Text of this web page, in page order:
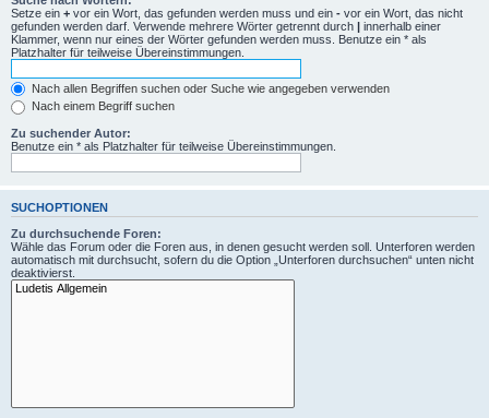
Setze ein + vor ein Wort, das gefunden werden muss und ein - vor ein Wort, das nicht
gefunden werden darf. Verwende mehrere Wörter getrennt durch | innerhalb einer
Klammer, wenn nur eines der Wörter gefunden werden muss. Benutze ein * als
Platzhalter für teilweise Übereinstimmungen.
Nach allen Begriffen suchen oder Suche wie angegeben verwenden
Nach einem Begriff suchen
Zu suchender Autor:
Benutze ein * als Platzhalter für teilweise Übereinstimmungen.
SUCHOPTIONEN
Zu durchsuchende Foren:
Wähle das Forum oder die Foren aus, in denen gesucht werden soll. Unterforen werden
automatisch mit durchsucht, sofern du die Option „Unterforen durchsuchen“ unten nicht
deaktivierst.